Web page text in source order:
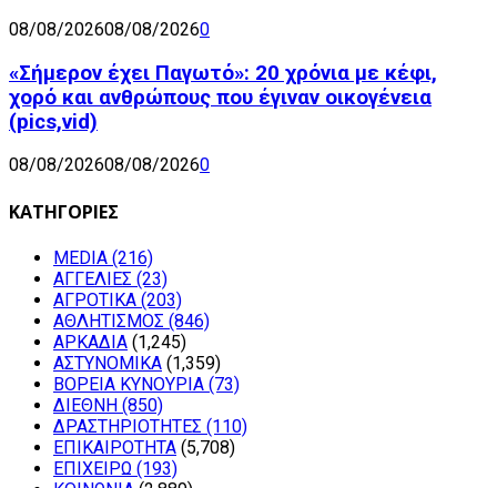
08/08/202608/08/20260
«Σήμερον έχει Παγωτό»: 20 χρόνια με κέφι,
χορό και ανθρώπους που έγιναν οικογένεια
(pics,vid)
08/08/202608/08/20260
ΚΑΤΗΓΟΡΙΕΣ
MEDIA (216)
ΑΓΓΕΛΙΕΣ (23)
ΑΓΡΟΤΙΚΑ (203)
ΑΘΛΗΤΙΣΜΟΣ (846)
ΑΡΚΑΔΙΑ (1,245)
ΑΣΤΥΝΟΜΙΚΑ (1,359)
ΒΟΡΕΙΑ ΚΥΝΟΥΡΙΑ (73)
ΔΙΕΘΝΗ (850)
ΔΡΑΣΤΗΡΙΟΤΗΤΕΣ (110)
ΕΠΙΚΑΙΡΟΤΗΤΑ (5,708)
ΕΠΙΧΕΙΡΩ (193)